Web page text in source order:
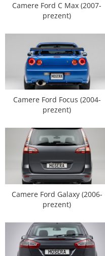
Peugeot
Hyundai
Chevrolet
Renault
Nissan
Camere Ford C Max (2007-
prezent)
Camere Ford Focus (2004-
prezent)
Camere Ford Galaxy (2006-
prezent)